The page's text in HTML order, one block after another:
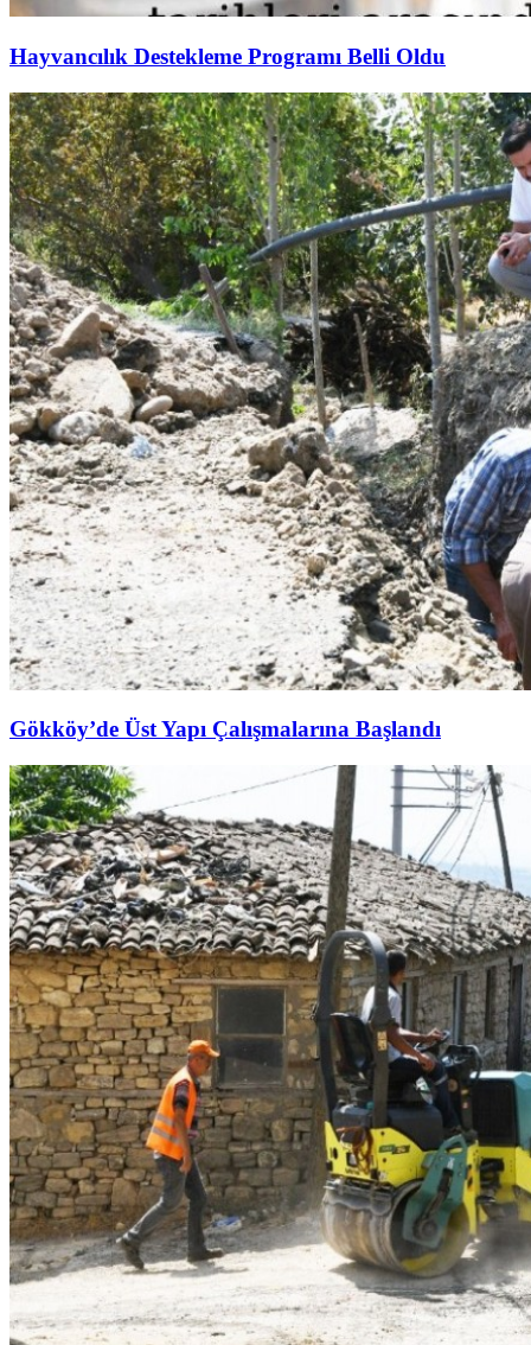
Hayvancılık Destekleme Programı Belli Oldu
Gökköy’de Üst Yapı Çalışmalarına Başlandı